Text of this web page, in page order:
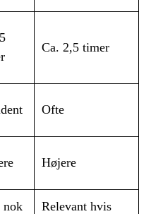
Ca. 2,5 timer
Ofte
Højere
nok
Relevant hvis